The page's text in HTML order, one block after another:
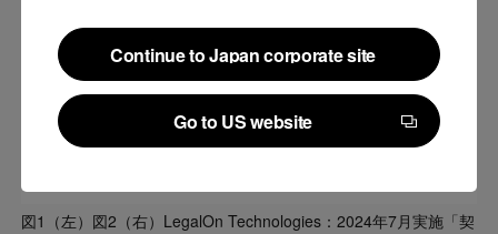
Continue to Japan corporate site
Continue to Japan corporate site
Go to US website
Go to US website
図1（左）図2（右）LegalOn Technologies：2024年7月実施「契